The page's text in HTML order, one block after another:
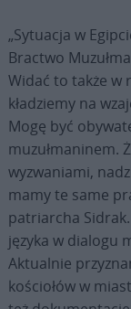
„Sytuacja w
Bractwo
Widać to także w
kładziemy na
Mogę być
muzułmaninem.
wyzwaniami,
mamy te same
patriarcha
języka w dialogu
Aktualnie
kościołów w